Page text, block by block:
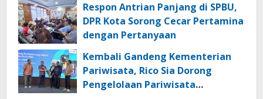
Respon Antrian Panjang di SPBU,
DPR Kota Sorong Cecar Pertamina
dengan Pertanyaan
Kembali Gandeng Kementerian
Pariwisata, Rico Sia Dorong
Pengelolaan Pariwisata